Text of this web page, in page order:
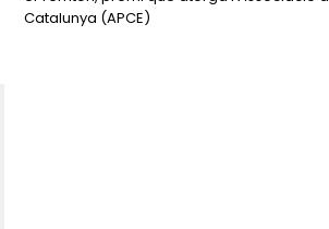
Catalunya (APCE)